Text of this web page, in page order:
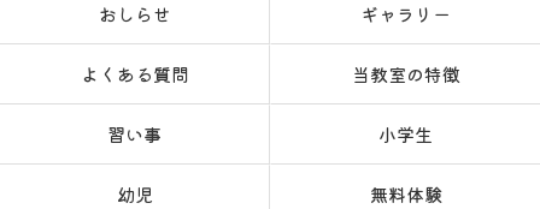
おしらせ ギャラリー
よくある質問 当教室の特徴
習い事 小学生
幼児 無料体験